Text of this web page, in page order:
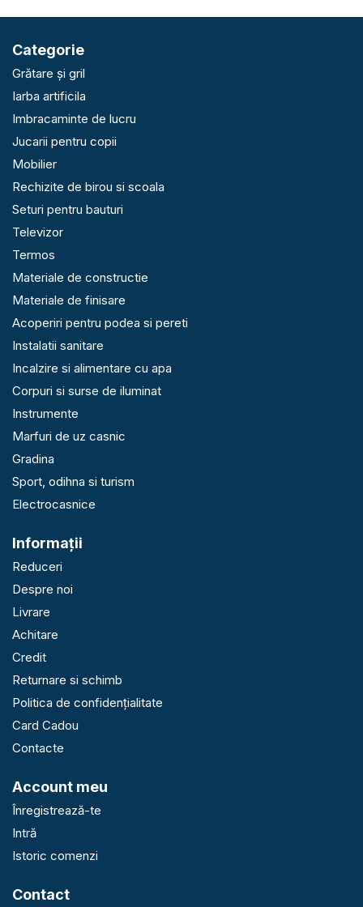
Categorie
Grătare și gril
Iarba artificila
Imbracaminte de lucru
Jucarii pentru copii
Mobilier
Rechizite de birou si scoala
Seturi pentru bauturi
Televizor
Termos
Materiale de constructie
Materiale de finisare
Acoperiri pentru podea si pereti
Instalatii sanitare
Incalzire si alimentare cu apa
Corpuri si surse de iluminat
Instrumente
Marfuri de uz casnic
Gradina
Sport, odihna si turism
Electrocasnice
Informaţii
Reduceri
Despre noi
Livrare
Achitare
Credit
Returnare si schimb
Politica de confidențialitate
Card Cadou
Contacte
Account meu
Înregistrează-te
Intră
Istoric comenzi
Contact